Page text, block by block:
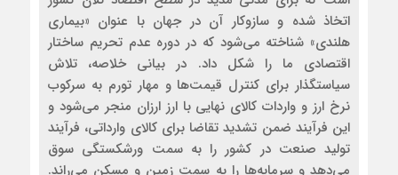
اتخاذ شده و سازوکار آن در جهان با عنوان «بیماری
هلندی» شناخته می‌شود که در دوره عدم تحریم ساختار
اقتصادی ما را شکل داد. در بیانی خلاصه، تلاش
سیاستگذار برای کنترل قیمت‌ها و مهار تورم به سرکوب
نرخ ارز و واردات کالای نهایی با ارز ارزان منجر می‌شود و
این فرآیند ضمن تشدید تقاضا برای کالای وارداتی، فرآیند
تولید صنعت در کشور را به سمت ورشکستگی سوق
می‌دهد و سرمایه‌ها را به سمت زمین و مسکن می‌راند.